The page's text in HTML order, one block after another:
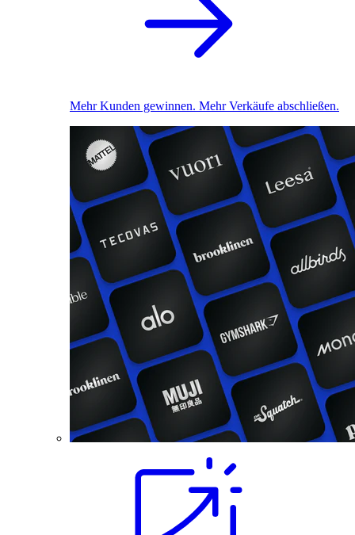
Mehr Kunden gewinnen. Mehr Verkäufe abschließen.